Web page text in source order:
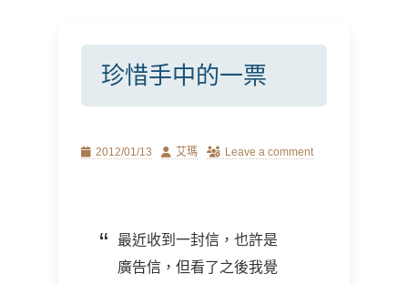
珍惜手中的一票
Posted2012/01/13 Author
艾瑪 Leave a comment
最近收到一封信，也許是
廣告信，但看了之後我覺